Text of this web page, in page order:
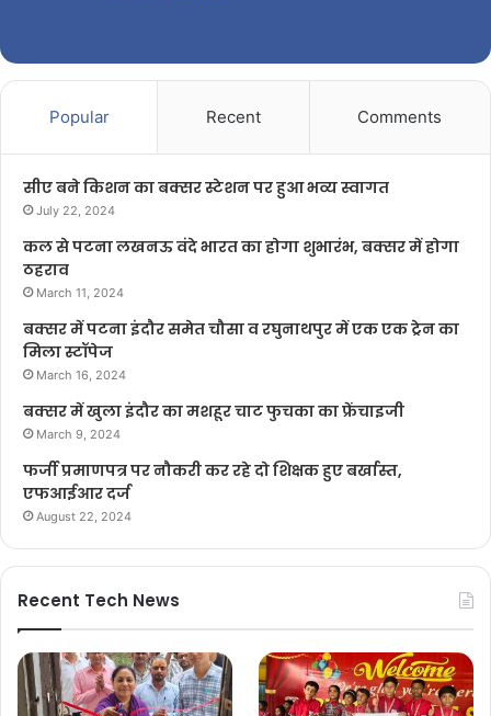
Popular Recent Comments
सीए बने किशन का बक्सर स्टेशन पर हुआ भव्य स्वागत
July 22, 2024
कल से पटना लखनऊ वंदे भारत का होगा शुभारंभ, बक्सर में होगा
ठहराव
March 11, 2024
बक्सर में पटना इंदौर समेत चौसा व रघुनाथपुर में एक एक ट्रेन का
मिला स्टॉपेज
March 16, 2024
बक्सर में खुला इंदौर का मशहूर चाट फुचका का फ्रेंचाइजी
March 9, 2024
फर्जी प्रमाणपत्र पर नौकरी कर रहे दो शिक्षक हुए बर्खास्त,
एफआईआर दर्ज
August 22, 2024
Recent Tech News